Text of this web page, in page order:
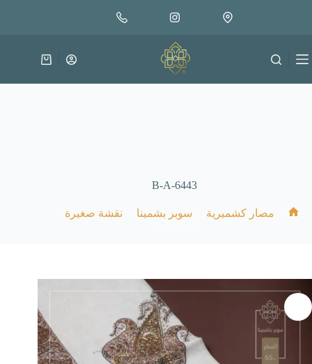
متوفر في المخزون
إضافة إلى السلة
عربة
B-A-6443
مصار كشميرية سوبر بشمينا نقشة صغيرة